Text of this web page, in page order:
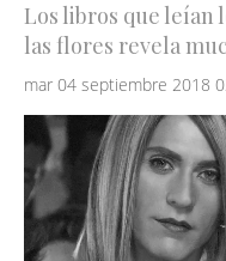
Los libros que leían
las flores revela
mar 04 septiembre 2018